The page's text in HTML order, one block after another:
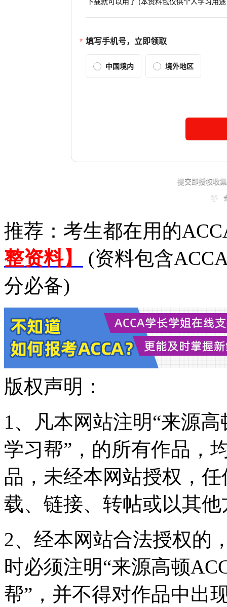
推荐：考生都在用的
整资料】
(资料包含
分必备)
版权声明：
1、凡本网站注明“来源
学习帮”，的所有作品，
品，未经本网站授权，
载、链接、转帖或以其
2、经本网站合法授权的
时必须注明“来源高顿
帮”，并不得对作品中出